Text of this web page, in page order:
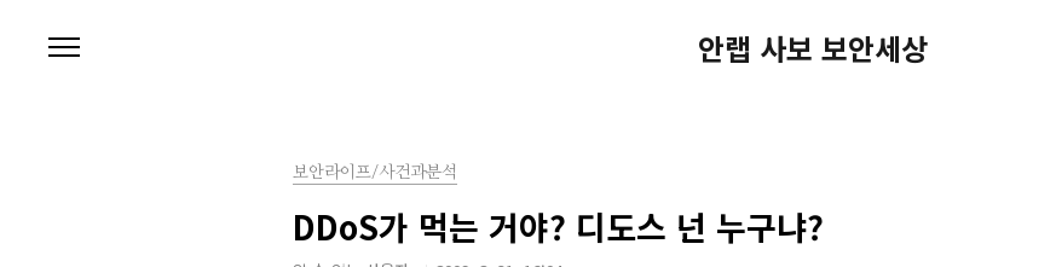
안랩 사보 보안세상
보안라이프/사건과분석
DDoS가 먹는 거야? 디도스 넌 누구냐?